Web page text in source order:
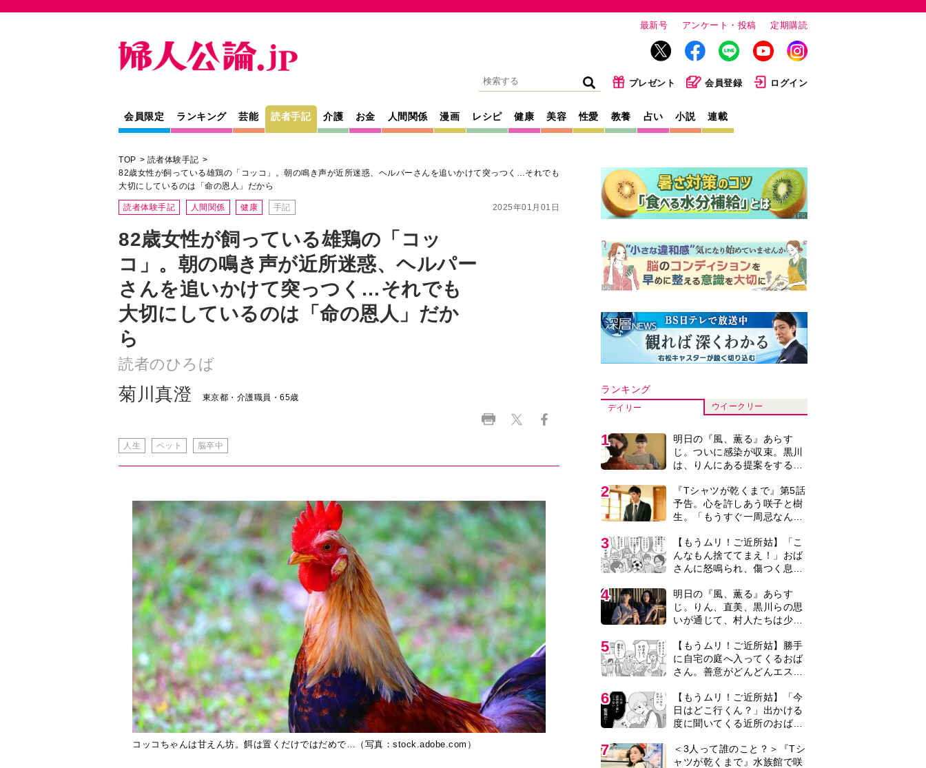
最新号 アンケート・投稿 定期購読
プレゼント 会員登録 ログイン
会員限定 ランキング 芸能 読者手記 介護 お金 人間関係 漫画 レシピ 健康 美容 性愛 教養 占い 小説 連載
TOP
読者体験手記
82歳女性が飼っている雄鶏の「コッコ」。朝の鳴き声が近所迷惑、ヘルパーさんを追いかけて突っつく…それでも
大切にしているのは「命の恩人」だから
2025年01月01日
読者体験手記 人間関係 健康 手記
82歳女性が飼っている雄鶏の「コッ
コ」。朝の鳴き声が近所迷惑、ヘルパー
さんを追いかけて突っつく…それでも
大切にしているのは「命の恩人」だか
ら
読者のひろば
菊川真澄 東京都・介護職員・65歳
人生 ペット 脳卒中
コッコちゃんは甘えん坊。餌は置くだけではだめで…（写真：stock.adobe.com）
ランキング
デイリー ウイークリー
1
明日の『風、薫る』あらす
じ。ついに感染が収束。黒川
は、りんにある提案をする＜
2
『Tシャツが乾くまで』第5話
予告。心を許しあう咲子と樹
生。「もうすぐ一周忌なんで
レあり＞
3
【もうムリ！ご近所姑】「こ
んなもん捨ててまえ！」おば
さんに怒鳴られ、傷つく息
【第3話】
4
明日の『風、薫る』あらす
じ。りん、直美、黒川らの思
いが通じて、村人たちは少し
バレあり＞
5
【もうムリ！ご近所姑】勝手
に自宅の庭へ入ってくるおば
さん。善意がどんどんエスカ
6
【もうムリ！ご近所姑】「今
日はどこ行くん？」出かける
度に聞いてくる近所のおばさ
まり…【第1話】
7
＜3人って誰のこと？＞『Tシ
ャツが乾くまで』水族館で咲